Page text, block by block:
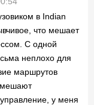
в Indian
что мешает
С одной
неплохо для
маршрутов
мешают
у меня